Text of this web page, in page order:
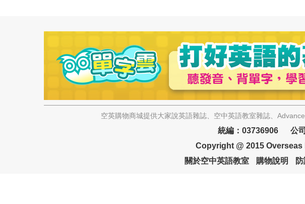
空英購物商城提供大家說英語雜誌、空中英語教室雜誌、
統編：03736906 公司
Copyright @ 2015
關於空中英語教室
購物說明